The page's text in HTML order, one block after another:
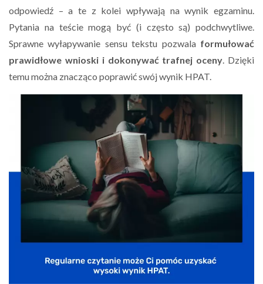
odpowiedź – a te z kolei wpływają na wynik egzaminu.
Pytania na teście mogą być (i często są) podchwytliwe.
Sprawne wyłapywanie sensu tekstu pozwala formułować
prawidłowe wnioski i dokonywać trafnej oceny. Dzięki
temu można znacząco poprawić swój wynik HPAT.